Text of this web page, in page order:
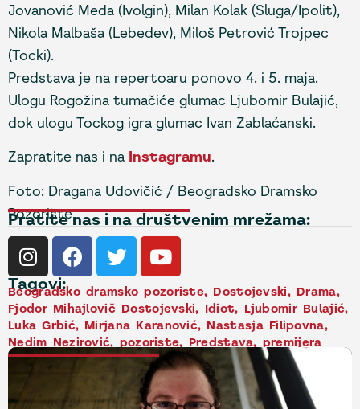
Jovanović Meda (Ivolgin), Milan Kolak (Sluga/Ipolit),
Nikola Malbaša (Lebedev), Miloš Petrović Trojpec
(Tocki).
Predstava je na repertoaru ponovo 4. i 5. maja.
Ulogu Rogožina tumačiće glumac Ljubomir Bulajić,
dok ulogu Tockog igra glumac Ivan Zablaćanski.
Zapratite nas i na Instagramu.
Foto: Dragana Udovičić / Beogradsko Dramsko
Pozorište
Pratite nas i na društvenim mrežama:
Tagovi:
Beogradsko dramsko pozoriste, Dostojevski, Drama,
Fjodor Mihajlovič Dostojevski, Idiot, Ljubomir Bulajić,
Luka Grbić, Mirjana Karanović, Nastasja Filipovna,
Nedim Nezirović, pozoriste, Predstava, premijera
NAJNOVIJE VESTI